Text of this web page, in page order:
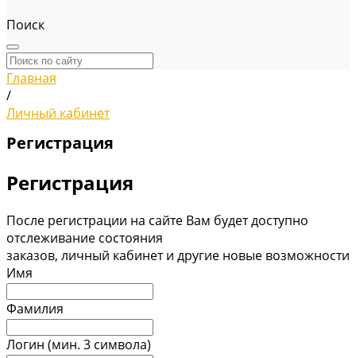
Поиск
Главная
/
Личный кабинет
Регистрация
Регистрация
После регистрации на сайте Вам будет доступно
отслеживание состояния
заказов, личный кабинет и другие новые возможности
Имя
Фамилия
Логин (мин. 3 символа)